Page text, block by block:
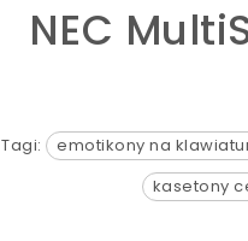
NEC
Tagi: emotikony na
kasetony